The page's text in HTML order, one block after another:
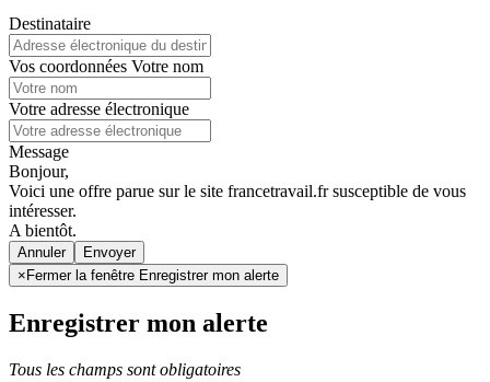
Destinataire
Vos coordonnées Votre nom
Votre adresse électronique
Message
Bonjour,
Voici une offre parue sur le site francetravail.fr susceptible de vous
intéresser.
A bientôt.
Annuler
× Fermer la fenêtre Enregistrer mon alerte
Enregistrer mon alerte
Tous les champs sont obligatoires